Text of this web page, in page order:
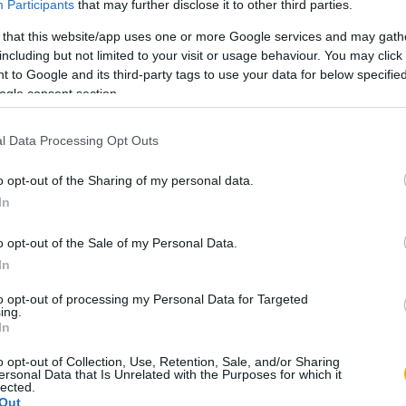
Participants that may further disclose it to other third parties.
that this website/app uses one or more Google services and may
but not limited to your visit or usage behaviour. You may
to Google and its third-party tags to use your data for below
consent section.
Data Processing Opt Outs
opt-out of the Sharing of my personal data.
opt-out of the Sale of my Personal Data.
opt-out of processing my Personal Data for Targeted
opt-out of Collection, Use, Retention, Sale, and/or Sharing
Data that Is Unrelated with the Purposes for which it
Válogatás a két háború
pártprogramokból,
Zeidler Miklós
Bethlen István és kora
Zeidler Miklós